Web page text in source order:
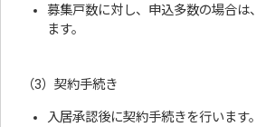
募集戸数に対し、申込多数の場合は
ます。
（3）契約手続き
入居承認後に契約手続きを行います